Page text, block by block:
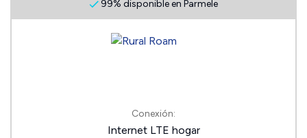
99% disponible en Parmele
Conexión:
Internet LTE hogar